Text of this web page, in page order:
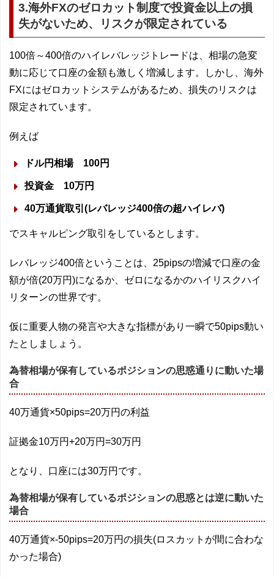
3.海外FXのゼロカット制度で投資金以上の損
失がないため、リスクが限定されている
100倍～400倍のハイレバレッジトレードは、相場の急変
動に応じて口座の金額も激しく増減します。しかし、海外
FXにはゼロカットシステムがあるため、損失のリスクは
限定されています。
例えば
ドル円相場 100円
投資金 10万円
40万通貨取引(レバレッジ400倍の超ハイレバ)
でスキャルピング取引をしているとします。
レバレッジ400倍ということは、25pipsの増減で口座の金
額が倍(20万円)になるか、ゼロになるかのハイリスクハイ
リターンの世界です。
仮に重要人物の発言や大きな指標があり一瞬で50pips動い
たとしましょう。
為替相場が保有しているポジションの思惑通りに動いた場
合
40万通貨×50pips=20万円の利益
証拠金10万円+20万円=30万円
となり、口座には30万円です。
為替相場が保有しているポジションの思惑とは逆に動いた
場合
40万通貨×-50pips=20万円の損失(ロスカットが間に合わな
かった場合)